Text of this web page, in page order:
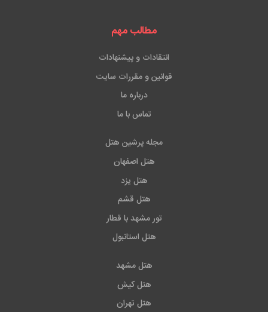
مطالب مهم
انتقادات و پیشنهادات
قوانین و مقررات سایت
درباره ما
تماس با ما
مجله پرشین هتل
هتل اصفهان
هتل یزد
هتل قشم
تور مشهد با قطار
هتل استانبول
هتل مشهد
هتل کیش
هتل تهران